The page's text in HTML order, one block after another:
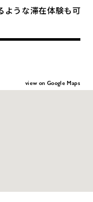
ような滞在体験も可
view on Google Maps